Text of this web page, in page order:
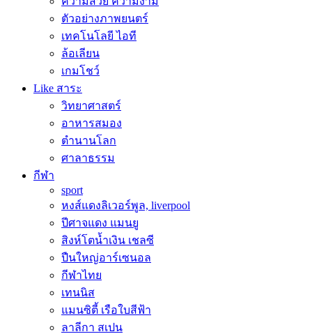
ตัวอย่างภาพยนตร์
เทคโนโลยี ไอที
ล้อเลียน
เกมโชว์
Like สาระ
วิทยาศาสตร์
อาหารสมอง
ตำนานโลก
ศาลาธรรม
กีฬา
sport
หงส์แดงลิเวอร์พูล, liverpool
ปีศาจแดง แมนยู
สิงห์โตน้ำเงิน เชลซี
ปืนใหญ่อาร์เซนอล
กีฬาไทย
เทนนิส
แมนซิตี้ เรือใบสีฟ้า
ลาลีกา สเปน